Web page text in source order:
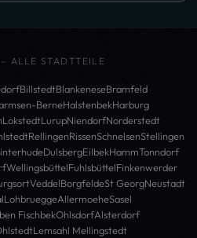
ALLE STADTTEILE
BillstedtBlankeneseBramfeld
BerneHalstenbekHarburg
LokstedtLurupNiendorfNorderstedt
RellingenRissenSchnelsenStellingen
DulsbergEilbekHammTonndorf
WellingsbüttelFuhlsbüttelFinkenwerder
VeddelBorgfeldeSt GeorgNeustadt
LohbrueggeAllermoeheSasel
FischbekOhlsdorfAlsterdorf
Lemsahl Mellingstedt